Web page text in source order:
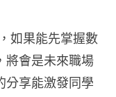
如果能先掌握數
將會是未來職場
分享能激發同學